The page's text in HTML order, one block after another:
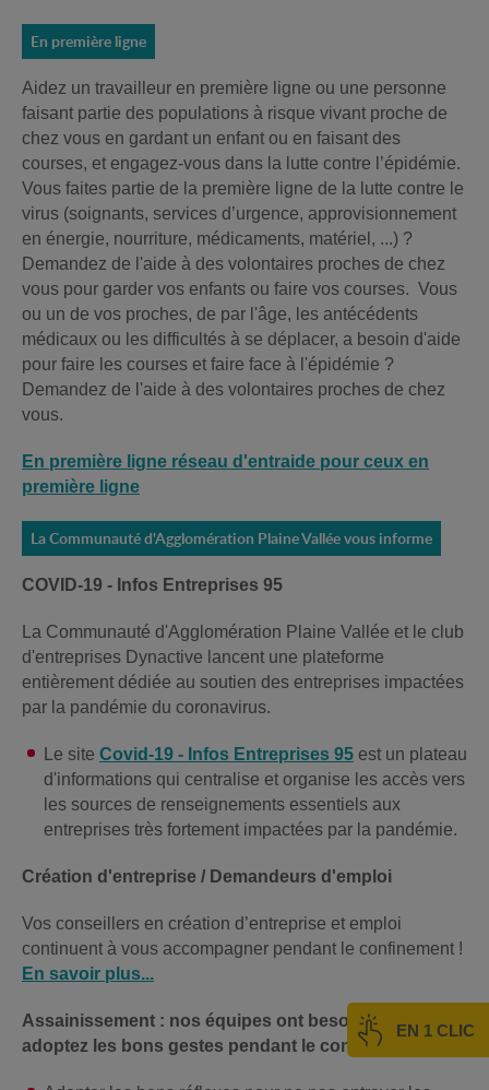
EN 1 CLIC
En première ligne
Aidez un travailleur en première ligne ou une personne
faisant partie des populations à risque vivant proche de
chez vous en gardant un enfant ou en faisant des
courses, et engagez-vous dans la lutte contre l’épidémie.
Vous faites partie de la première ligne de la lutte contre le
virus (soignants, services d’urgence, approvisionnement
en énergie, nourriture, médicaments, matériel, ...) ?
Demandez de l'aide à des volontaires proches de chez
vous pour garder vos enfants ou faire vos courses. Vous
ou un de vos proches, de par l'âge, les antécédents
médicaux ou les difficultés à se déplacer, a besoin d'aide
pour faire les courses et faire face à l'épidémie ?
Demandez de l'aide à des volontaires proches de chez
vous.
En première ligne réseau d'entraide pour ceux en
première ligne
La Communauté d'Agglomération Plaine Vallée vous informe
COVID-19 - Infos Entreprises 95
La Communauté d'Agglomération Plaine Vallée et le club
d'entreprises Dynactive lancent une plateforme
entièrement dédiée au soutien des entreprises impactées
par la pandémie du coronavirus.
Le site Covid-19 - Infos Entreprises 95 est un plateau
d'informations qui centralise et organise les accès vers
les sources de renseignements essentiels aux
entreprises très fortement impactées par la pandémie.
Création d'entreprise / Demandeurs d'emploi
Vos conseillers en création d’entreprise et emploi
continuent à vous accompagner pendant le confinement !
En savoir plus...
Assainissement : nos équipes ont besoin de vous,
adoptez les bons gestes pendant le confinement !